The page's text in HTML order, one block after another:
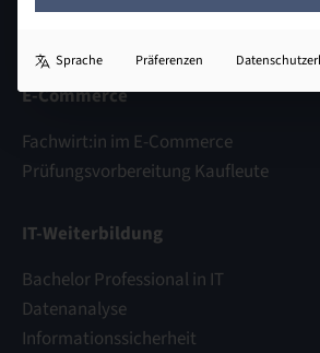
E-Commerce
Fachwirt:in im E-Commerce
Prüfungsvorbereitung Kaufleute
IT-Weiterbildung
Bachelor Professional in IT
Datenanalyse
Informationssicherheit
Sprache Präferenzen